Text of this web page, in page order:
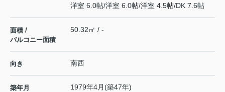
洋室 6.0帖/洋室 6.0帖/洋室 4.5帖/DK 7.6帖
面積 /
バルコニー面積
50.32㎡ / -
向き 南西
築年月 1979年4月(築47年)